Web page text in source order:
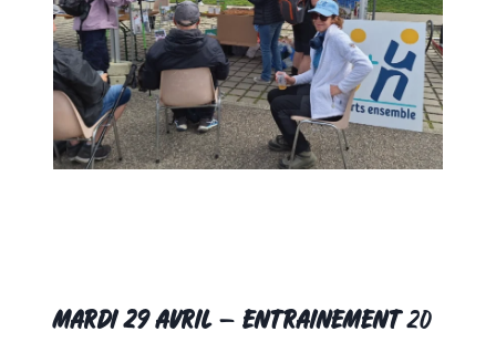
mardi 29 avril– Entrainement20